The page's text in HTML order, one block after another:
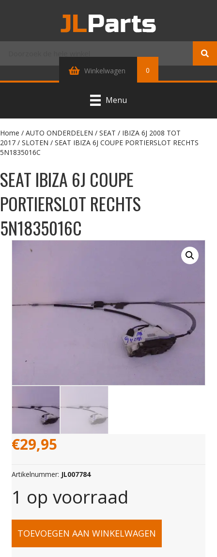
Winkelwagen 0
Menu
Home / AUTO ONDERDELEN / SEAT / IBIZA 6J 2008 TOT
2017 / SLOTEN / SEAT IBIZA 6J COUPE PORTIERSLOT RECHTS
5N1835016C
SEAT IBIZA 6J COUPE
PORTIERSLOT RECHTS
5N1835016C
€29,95
Artikelnummer: JL007784
1 op voorraad
SEAT
TOEVOEGEN AAN WINKELWAGEN